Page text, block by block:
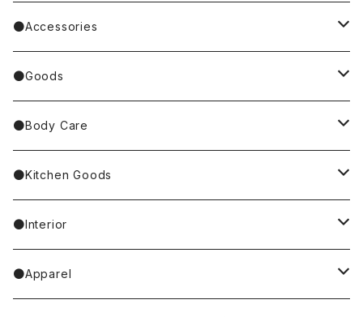
BAREFOOT
Richard Scarry/リチャード・スキャリー
Palnart Poc
4F Palnart Poc（cat）
Hannah Turner
Casselini/HEY! Mrs ROSE
Goma
Garfield
BETTY BOOP
PINGU
dog／犬
rabbit／うさぎ
Bag
Tote Bag
Other Bag
Pouch
Handkerchief／Towel／TENUGUI
Socks
Stole／Muffler
Glove／Arm cover
●Accessories
earrings／ピアス
clip on earrings／イヤリング
ear cuff／イヤーカフ
necklace／ネックレス
ring／リング
●Goods
Mirror
ornaments／accessory case
toys／stuffed toy
stationery
●Body Care
hand soap
hand cream
bar soap
●Kitchen Goods
tableware
placemat
●Interior
room shoes
●Apparel